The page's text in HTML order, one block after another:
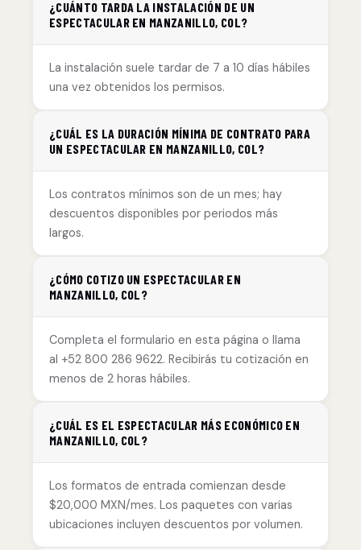
¿CUÁNTO TARDA LA INSTALACIÓN DE UN
ESPECTACULAR EN MANZANILLO, COL?
La instalación suele tardar de 7 a 10 días hábiles
una vez obtenidos los permisos.
¿CUÁL ES LA DURACIÓN MÍNIMA DE CONTRATO PARA
UN ESPECTACULAR EN MANZANILLO, COL?
Los contratos mínimos son de un mes; hay
descuentos disponibles por periodos más
largos.
¿CÓMO COTIZO UN ESPECTACULAR EN
MANZANILLO, COL?
Completa el formulario en esta página o llama
al +52 800 286 9622. Recibirás tu cotización en
menos de 2 horas hábiles.
¿CUÁL ES EL ESPECTACULAR MÁS ECONÓMICO EN
MANZANILLO, COL?
Los formatos de entrada comienzan desde
$20,000 MXN/mes. Los paquetes con varias
ubicaciones incluyen descuentos por volumen.